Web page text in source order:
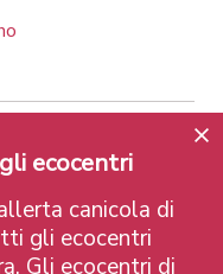
Privacy Policy
ecocentri
canicola di
gli ecocentri
Gli ecocentri di